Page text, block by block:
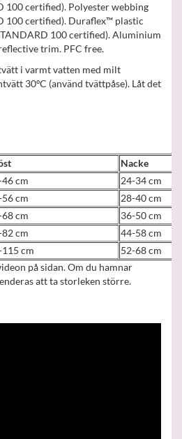
100 certified). Polyester webbing
100 certified). Duraflex™ plastic
100 certified). Aluminium
trim. PFC free.
i varmt vatten med milt
30ºC (använd tvättpåse). Låt det
Nacke
cm
24-34 cm
cm
28-40 cm
cm
36-50 cm
cm
44-58 cm
cm
52-68 cm
på sidan. Om du hamnar
att ta storleken större.